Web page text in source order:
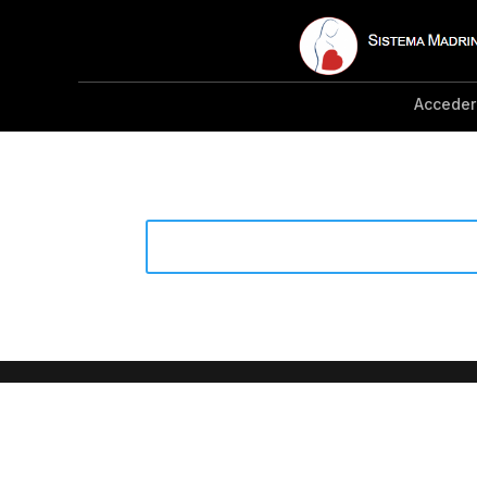
Acceder